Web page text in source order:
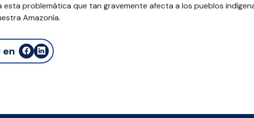
esta problemática que tan gravemente afecta a los pueblos
Amazonía.